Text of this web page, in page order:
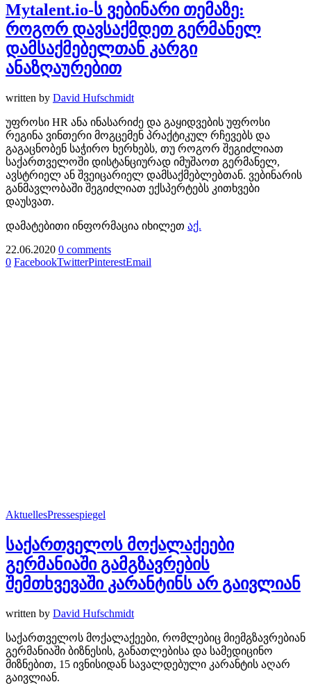
Mytalent.io-ს ვებინარი თემაზე:
როგორ დავსაქმდეთ გერმანელ
დამსაქმებელთან კარგი
ანაზღაურებით
written by David Hufschmidt
უფროსი HR ანა ინასარიძე და გაყიდვების უფროსი
რეგინა ვინთერი მოგცემენ პრაქტიკულ რჩევებს და
გაგაცნობენ საჭირო ხერხებს, თუ როგორ შეგიძლიათ
საქართველოში დისტანციურად იმუშაოთ გერმანელ,
ავსტრიელ ან შვეიცარიელ დამსაქმებლებთან. ვებინარის
განმავლობაში შეგიძლიათ ექსპერტებს კითხვები
დაუსვათ.
დამატებითი ინფორმაცია იხილეთ აქ.
22.06.2020 0 comments
0 FacebookTwitterPinterestEmail
AktuellesPressespiegel
საქართველოს მოქალაქეები
გერმანიაში გამგზავრების
შემთხვევაში კარანტინს არ გაივლიან
written by David Hufschmidt
საქართველოს მოქალაქეები, რომლებიც მიემგზავრებიან
გერმანიაში ბიზნესის, განათლებისა და სამედიცინო
მიზნებით, 15 ივნისიდან სავალდებული კარანტის აღარ
გაივლიან.